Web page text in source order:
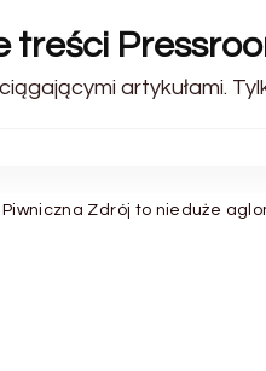
treści
artykułami.
Piwniczna Zdrój to nieduże